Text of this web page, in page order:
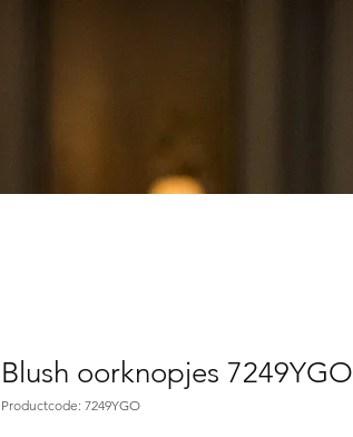
Blush oorknopjes 7249YGO
Productcode: 7249YGO